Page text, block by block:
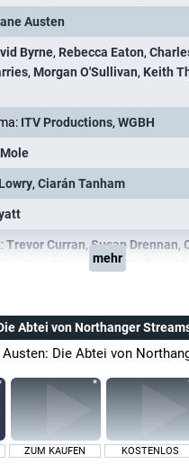
Austen
Byrne, Rebecca Eaton,
, Morgan O'Sullivan, Keith
ITV Productions, WGBH
, Ciarán Tanham
Trevor Curran,Susan Drennan,
Kate McLaughlin
mehr
Abtei von Northanger
Die Abtei von
ZUM KAUFEN KOSTENLOS